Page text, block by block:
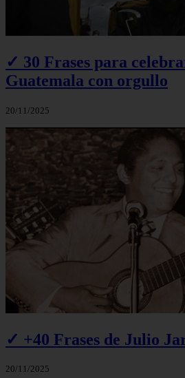
✓ 30 Frases para
Guatemala con orgullo
20/11/2025
✓ +40 Frases de Julio
20/11/2025